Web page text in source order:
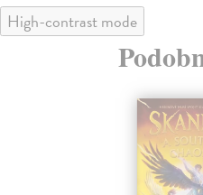
High-contrast mode